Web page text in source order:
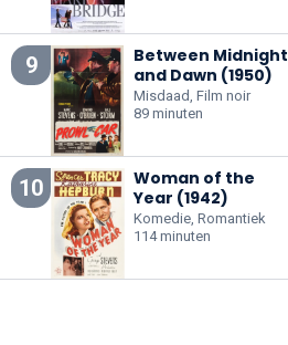
9
Between Midnight
and Dawn (1950)
Misdaad, Film noir
89 minuten
10
Woman of the
Year (1942)
Komedie, Romantiek
114 minuten